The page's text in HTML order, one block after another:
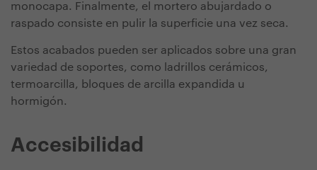
monocapa. Finalmente, el mortero abujardado o
raspado consiste en pulir la superficie una vez seca.
Estos acabados pueden ser aplicados sobre una gran
variedad de soportes, como ladrillos cerámicos,
termoarcilla, bloques de arcilla expandida u
hormigón.
Accesibilidad